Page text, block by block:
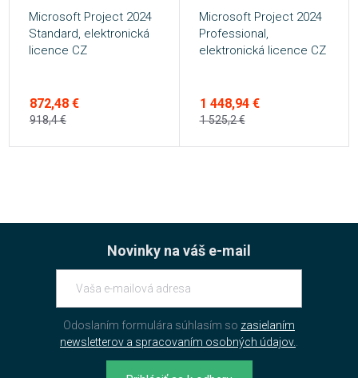
Microsoft Project 2024
Standard, elektronická
licence CZ
918,4 €
872,48 €
Microsoft Project 2024
Professional,
elektronická licence CZ
1 525,2 €
1 448,94 €
Novinky na váš e-mail
Odoslaním formulára súhlasím so zasielaním
newsletterov a spracovaním osobných údajov.